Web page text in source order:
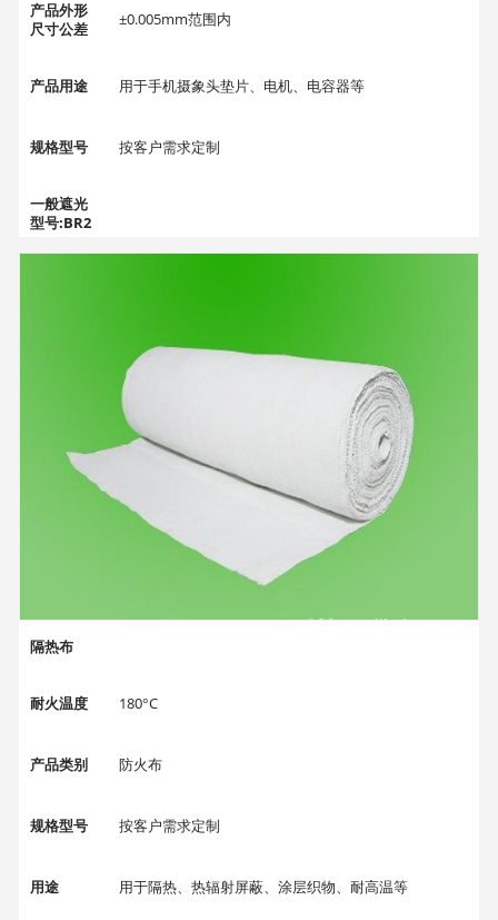
产品外形
尺寸公差
±0.005mm范围内
产品用途 用于手机摄象头垫片、电机、电容器等
规格型号 按客户需求定制
一般遮光
型号:BR2
高遮光防
静型号:B
隔热布
耐火温度 180°C
产品类别 防火布
规格型号 按客户需求定制
用途 用于隔热、热辐射屏蔽、涂层织物、耐高温等